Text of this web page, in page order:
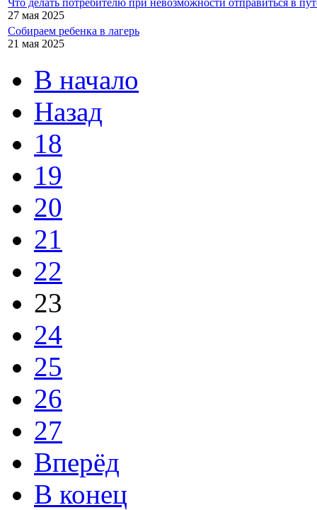
27 мая 2025
Собираем ребенка в лагерь
21 мая 2025
В начало
Назад
18
19
20
21
22
23
24
25
26
27
Вперёд
В конец